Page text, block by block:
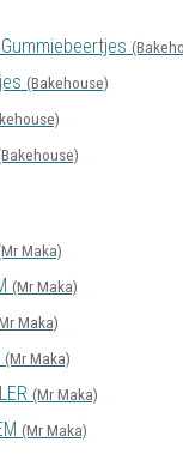
(Bakehouse)
Maka)
(Mr Maka)
Maka)
(Mr Maka)
(Mr Maka)
(Mr Maka)